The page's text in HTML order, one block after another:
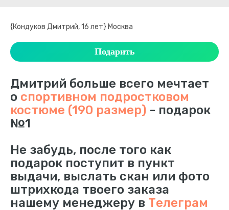
{Кондуков Дмитрий, 16 лет} Москва
Подарить
Дмитрий больше всего мечтает
о спортивном подростковом
костюме (190 размер) - подарок
№1
Не забудь, после того как
подарок поступит в пункт
выдачи, выслать скан или фото
штрихкода твоего заказа
нашему менеджеру в Телеграм